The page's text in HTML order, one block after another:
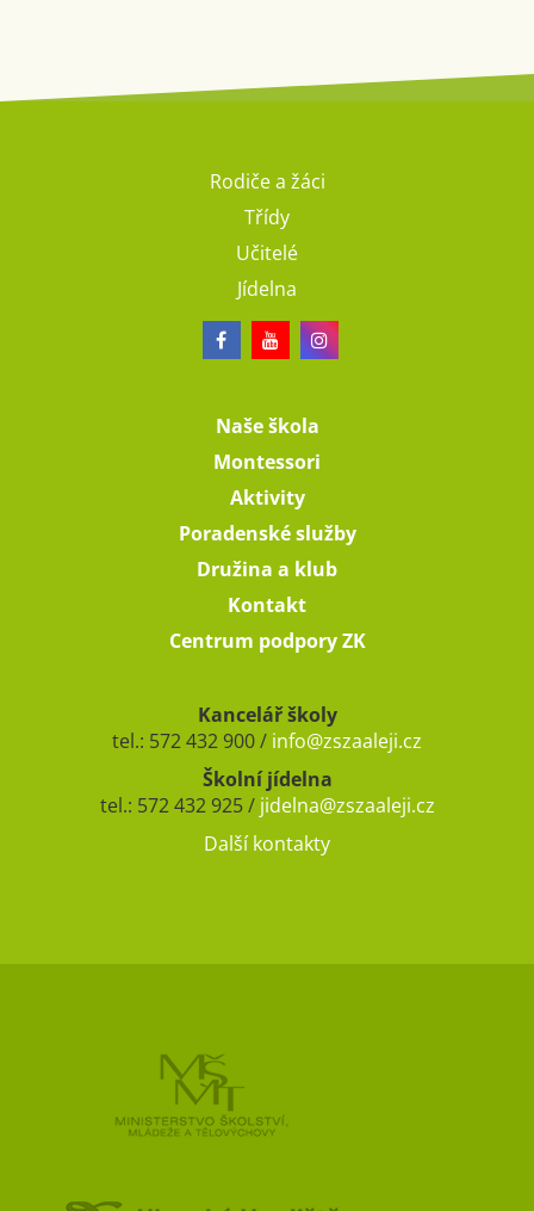
Rodiče a žáci
Třídy
Učitelé
Jídelna
Naše škola
Montessori
Aktivity
Poradenské služby
Družina a klub
Kontakt
Centrum podpory ZK
Kancelář školy
tel.: 572 432 900 / info@zszaaleji.cz
Školní jídelna
tel.: 572 432 925 / jidelna@zszaaleji.cz
Další kontakty